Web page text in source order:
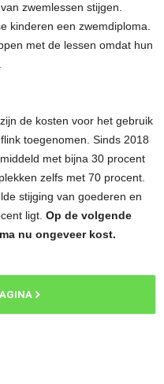
zwemlessen stijgen.
kinderen een zwemdiploma.
met de lessen omdat hun
de kosten voor het gebruik
toegenomen. Sinds 2018
met bijna 30 procent
zelfs met 70 procent.
stijging van goederen en
ligt. Op de volgende
nu ongeveer kost.